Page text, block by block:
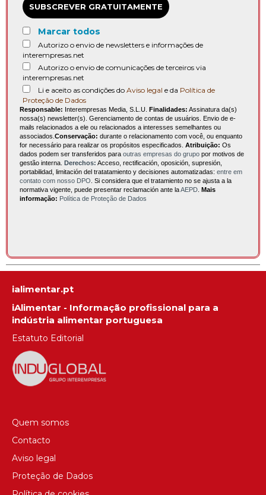
SUBSCREVER GRATUITAMENTE
Marcar todos
Autorizo o envio de newsletters e informações de
interempresas.net
Autorizo o envio de comunicações de terceiros via
interempresas.net
Li e aceito as condições do Aviso legal e da Política de
Proteção de Dados
Responsable: Interempresas Media, S.L.U. Finalidades: Assinatura da(s)
nossa(s) newsletter(s). Gerenciamento de contas de usuários. Envio de e-
mails relacionados a ele ou relacionados a interesses semelhantes ou
associados. Conservação: durante o relacionamento com você, ou enquanto
for necessário para realizar os propósitos especificados. Atribuição: Os
dados podem ser transferidos para outras empresas do grupo por motivos de
gestão interna. Derechos: Acceso, rectificación, oposición, supresión,
portabilidad, limitación del tratatamiento y decisiones automatizadas: entre em
contato com nosso DPO . Si considera que el tratamiento no se ajusta a la
normativa vigente, puede presentar reclamación ante laAEPD Mais
informação: Política de Proteção de Dados
ialimentar.pt
iAlimentar - Informação profissional para a
indústria alimentar portuguesa
Estatuto Editorial
Quem somos
Contacto
Aviso legal
Proteção de Dados